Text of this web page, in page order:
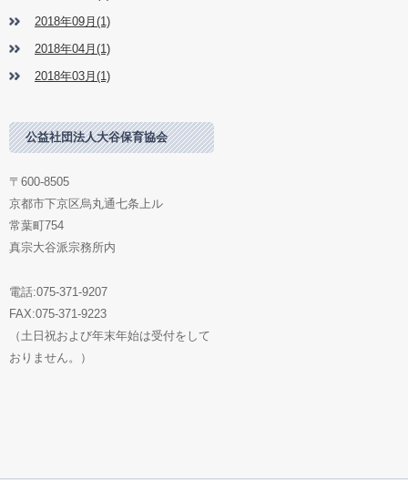
2018年09月(1)
2018年04月(1)
2018年03月(1)
公益社団法人大谷保育協会
〒600-8505
京都市下京区烏丸通七条上ル
常葉町754
真宗大谷派宗務所内
電話:075-371-9207
FAX:075-371-9223
（土日祝および年末年始は受付をして
おりません。）